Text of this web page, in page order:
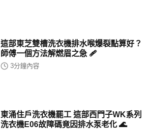
這部東芝雙槽洗衣機排水喉爆裂點算好？
師傅一個方法解燃眉之急 🩹
3分鐘內容
東涌住戶洗衣機罷工 這部西門子WK系列
洗衣機E06故障碼竟因排水泵老化 🌊